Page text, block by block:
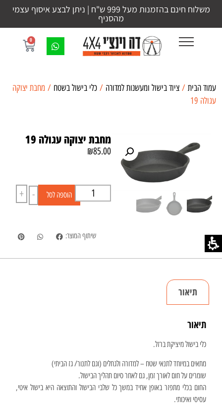
משלוח חינם בהזמנות מעל 999 ש"ח | ניתן לבצע איסוף עצמי
מהסניף
0
עמוד הבית / ציוד בישול ומעשנות למדורה / כלי בישול בשטח / מחבת יצוקה
עגולה 19
מחבת יצוקה עגולה 19
₪85.00
-
+ הוספה לסל
שיתוף המוצר:
תיאור
תיאור
כלי בישול מיציקת ברזל.
מתאים במיוחד לתנאי שטח – למדורה ולגחלים (וגם לתנור/ גז הביתי)
שומרים על חום לאורך זמן, גם לאחר סיום תהליך הבישול.
החום בכלי מתפזר באופן אחיד במשך כל שלבי הבישול והתוצאה היא בישול איטי,
עסיסי ואיכותי.